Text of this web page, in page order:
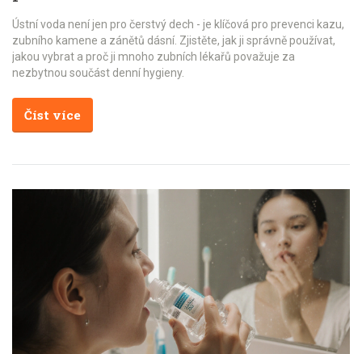
Ústní voda není jen pro čerstvý dech - je klíčová pro prevenci kazu,
zubního kamene a zánětů dásní. Zjistěte, jak ji správně používat,
jakou vybrat a proč ji mnoho zubních lékařů považuje za
nezbytnou součást denní hygieny.
Číst více